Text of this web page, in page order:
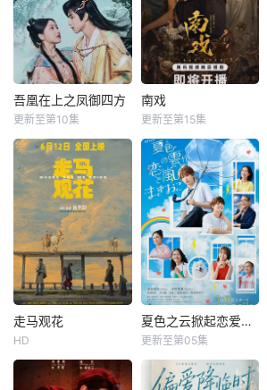
吾凰在上之凤御四方
更新至第10集
南戏
更新至第15集
走马观花
HD
夏色之云掀起恋爱与风暴
更新至第05集